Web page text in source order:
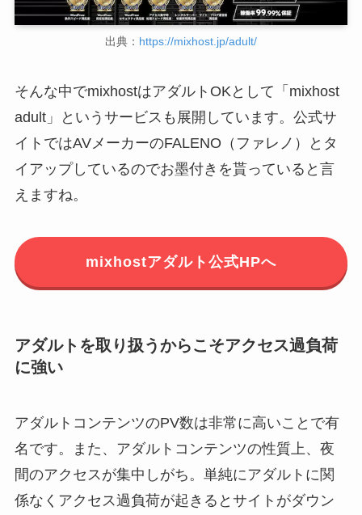
出典： https://mixhost.jp/adult/
そんな中でmixhostはアダルトOKとして「mixhost
adult」というサービスも展開しています。公式サ
イトではAVメーカーのFALENO（ファレノ）とタ
イアップしているのでお墨付きを貰っていると言
えますね。
mixhostアダルト公式HPへ
アダルトを取り扱うからこそアクセス過負荷
に強い
アダルトコンテンツのPV数は非常に高いことで有
名です。また、アダルトコンテンツの性質上、夜
間のアクセスが集中しがち。単純にアダルトに関
係なくアクセス過負荷が起きるとサイトがダウン